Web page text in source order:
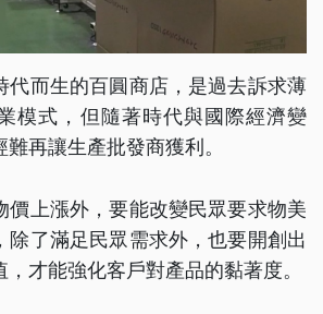
代而生的百圓商店，是過去訴求薄
模式，但隨著時代與國際經濟變
再讓生產批發商獲利。
價上漲外，要能改變民眾要求物美
除了滿足民眾需求外，也要開創出
才能強化客戶對產品的黏著度。